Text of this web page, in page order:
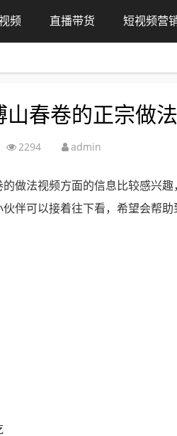
频 直播带货 短视频营
春卷的正宗做
2294 admin
做法视频方面的信息比较感兴
伴可以接着往下看，希望会帮助